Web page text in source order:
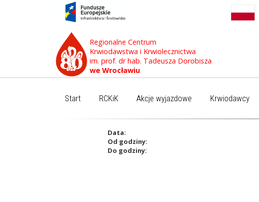
Regionalne Centrum
Krwiodawstwa i Krwiolecznictwa
im. prof. dr hab. Tadeusza Dorobisza
we Wrocławiu
Start RCKiK Akcje wyjazdowe Krwiodawcy
Data:
Od godziny:
Do godziny: